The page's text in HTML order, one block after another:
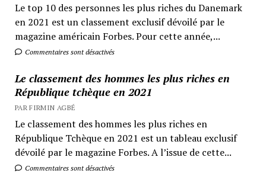
Le top 10 des personnes les plus riches du Danemark
en 2021 est un classement exclusif dévoilé par le
magazine américain Forbes. Pour cette année,...
Commentaires sont désactivés
Le classement des hommes les plus riches en
République tchèque en 2021
PAR FIRMIN AGBÉ
Le classement des hommes les plus riches en
République Tchèque en 2021 est un tableau exclusif
dévoilé par le magazine Forbes. A l’issue de cette...
Commentaires sont désactivés